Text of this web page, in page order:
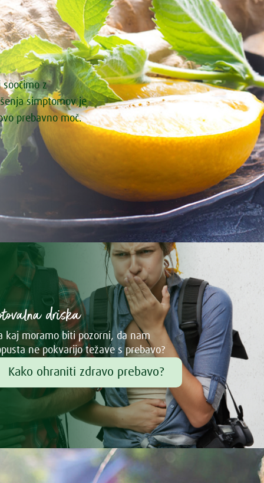
z
simptomov je
prebavno moč.
driska
kaj moramo biti pozorni, da nam
ne pokvarijo težave s prebavo?
Kako ohraniti zdravo prebavo?